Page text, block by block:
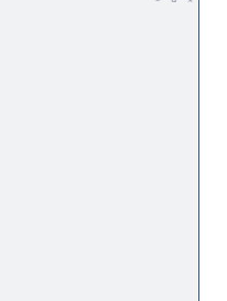
クリックし、「透明な